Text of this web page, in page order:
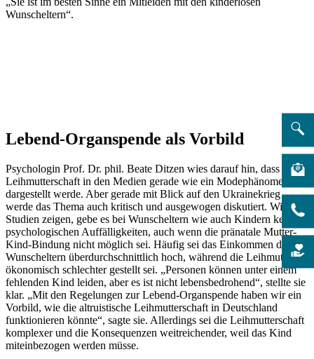
Wunscheltern“.
Lebend-Organspende als Vorbild
Psychologin Prof. Dr. phil. Beate Ditzen wies darauf hin, dass
Leihmutterschaft in den Medien gerade wie ein Modephänomen
dargestellt werde. Aber gerade mit Blick auf den Ukrainekrieg
werde das Thema auch kritisch und ausgewogen diskutiert. Wie
Studien zeigen, gebe es bei Wunscheltern wie auch Kindern keine
psychologischen Auffälligkeiten, auch wenn die pränatale Mutter-
Kind-Bindung nicht möglich sei. Häufig sei das Einkommen der
Wunscheltern überdurchschnittlich hoch, während die Leihmutter
ökonomisch schlechter gestellt sei. „Personen können unter einem
fehlenden Kind leiden, aber es ist nicht lebensbedrohend“, stellte sie
klar. „Mit den Regelungen zur Lebend-Organspende haben wir ein
Vorbild, wie die altruistische Leihmutterschaft in Deutschland
funktionieren könnte“, sagte sie. Allerdings sei die Leihmutterschaft
komplexer und die Konsequenzen weitreichender, weil das Kind
miteinbezogen werden müsse.